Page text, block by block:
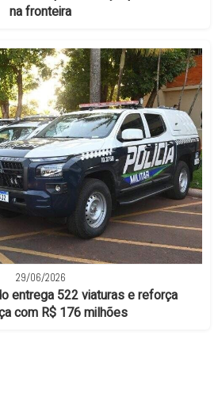
na fronteira
29/06/2026
entrega 522 viaturas e reforça
com R$ 176 milhões